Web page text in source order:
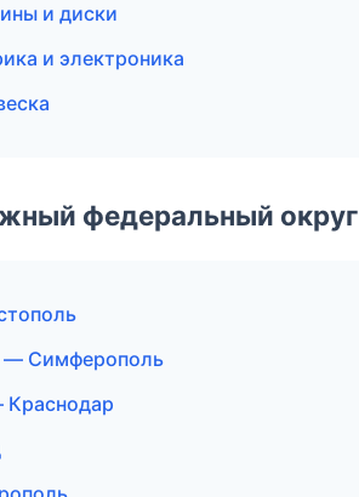
и диски
и электроника
федеральный округ
— Симферополь
Краснодар